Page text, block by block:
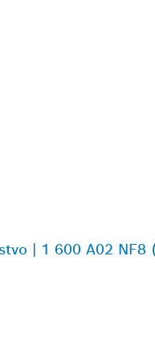
| 1 600 A02 NF8